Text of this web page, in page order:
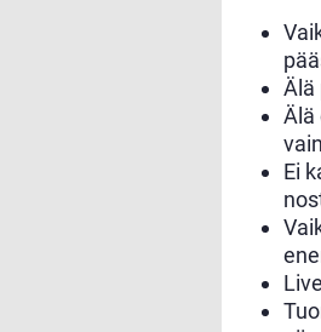
Älä
Älä
Ei